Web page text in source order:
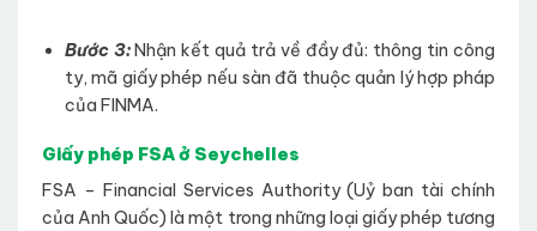
Bước 3:Nhận kết quả trả về đầy đủ: thông tin công
ty, mã giấy phép nếu sàn đã thuộc quản lý hợp pháp
của FINMA.
Giấy phép FSA ở Seychelles
FSA – Financial Services Authority (Uỷ ban tài chính
của Anh Quốc) là một trong những loại giấy phép tương